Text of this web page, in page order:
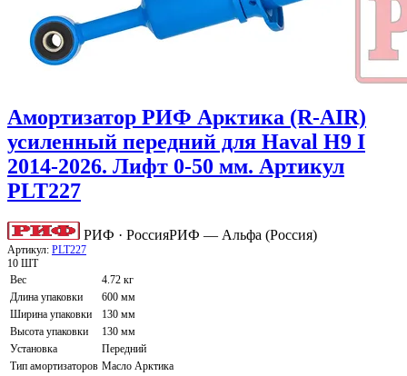
Амортизатор РИФ Арктика (R-AIR)
усиленный передний для Haval H9 I
2014-2026. Лифт 0-50 мм. Артикул
PLT227
РИФ · РоссияРИФ — Альфа (Россия)
Артикул: PLT227
10 ШТ
Вес
4.72 кг
Длина упаковки
600 мм
Ширина упаковки
130 мм
Высота упаковки
130 мм
Установка
Передний
Тип амортизаторов Масло Арктика